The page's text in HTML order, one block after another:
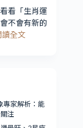
座
運
勢
運
最
旺、
升
第
看「生肖運
不會有新的
讀全文:
光！
專家解析：能
注